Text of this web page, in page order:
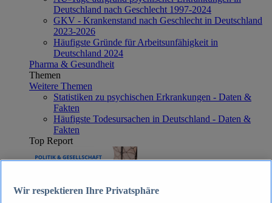
Deutschland nach Geschlecht 1997-2024
GKV - Krankenstand nach Geschlecht in Deutschland
2023-2026
Häufigste Gründe für Arbeitsunfähigkeit in
Deutschland 2024
Pharma & Gesundheit
Themen
Weitere Themen
Statistiken zu psychischen Erkrankungen - Daten &
Fakten
Häufigste Todesursachen in Deutschland - Daten &
Fakten
Top Report
Wir respektieren Ihre Privatsphäre